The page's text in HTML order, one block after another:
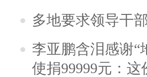
多地要求领导干
李亚鹏含泪感谢“
使捐99999元：